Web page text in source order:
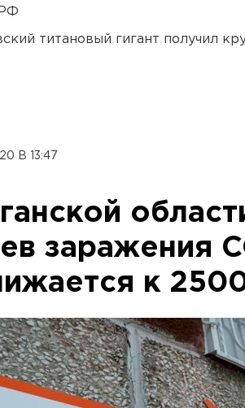
титановый гигант получил
В 13:47
заражения
к